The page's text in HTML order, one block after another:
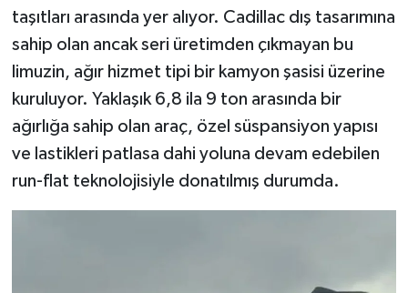
taşıtları arasında yer alıyor. Cadillac dış tasarımına
sahip olan ancak seri üretimden çıkmayan bu
limuzin, ağır hizmet tipi bir kamyon şasisi üzerine
kuruluyor. Yaklaşık 6,8 ila 9 ton arasında bir
ağırlığa sahip olan araç, özel süspansiyon yapısı
ve lastikleri patlasa dahi yoluna devam edebilen
run-flat teknolojisiyle donatılmış durumda.